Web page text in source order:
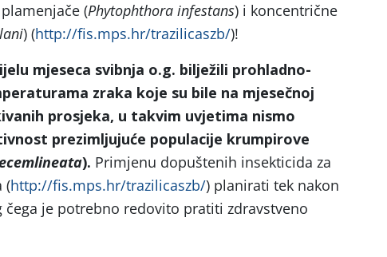
(Phytophthora infestans) i koncentrične
) (http://fis.mps.hr/trazilicaszb/)!
mjeseca svibnja o.g. bilježili prohladno-
zraka koje su bile na mjesečnoj
prosjeka, u takvim uvjetima nismo
prezimljujuće populacije krumpirove
). Primjenu dopuštenih insekticida za
(http://fis.mps.hr/trazilicaszb/) planirati tek nakon
čega je potrebno redovito pratiti zdravstveno